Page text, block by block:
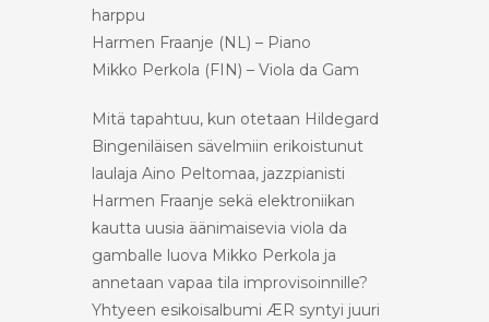
harppu
Harmen Fraanje (NL) – Piano
Mikko Perkola (FIN) – Viola da Gam
Mitä tapahtuu, kun otetaan Hildegard
Bingeniläisen sävelmiin erikoistunut
laulaja Aino Peltomaa, jazzpianisti
Harmen Fraanje sekä elektroniikan
kautta uusia äänimaisevia viola da
gamballe luova Mikko Perkola ja
annetaan vapaa tila improvisoinnille?
Yhtyeen esikoisalbumi ÆR syntyi juuri